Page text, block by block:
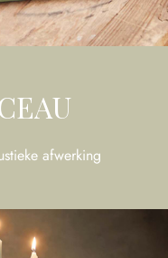
afwerking